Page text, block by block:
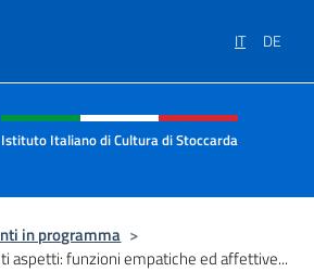
IT DE
social e menù
Istituto Italiano di Cultura di Stoccarda
in programma >
aspetti: funzioni empatiche ed affettive...